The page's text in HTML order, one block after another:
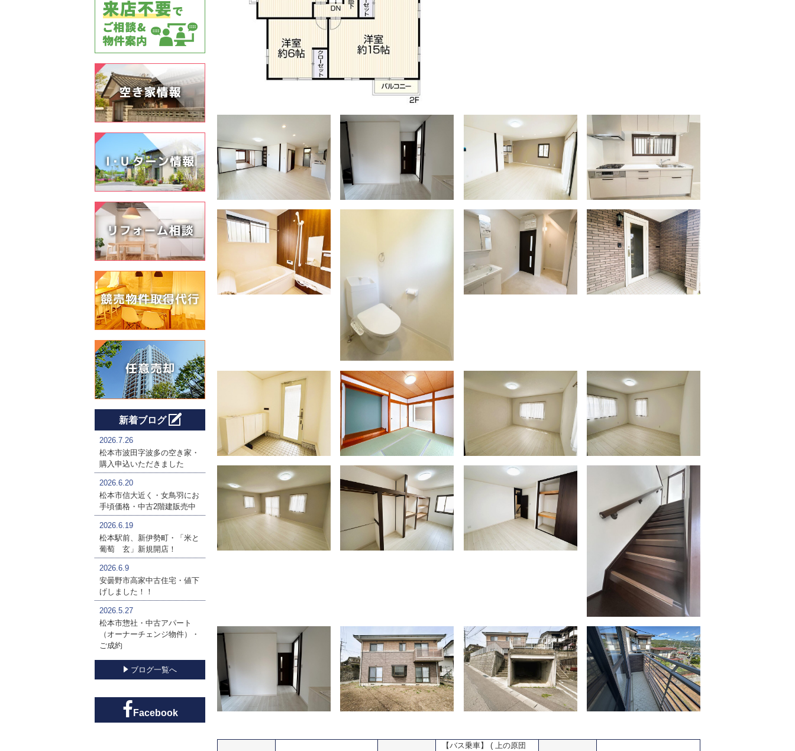
【バス乗車】 ( 上の原団
新着ブログ
2026.7.26
松本市波田字波多の空き家・
購入申込いただきました
2026.6.20
松本市信大近く・女鳥羽にお
手頃価格・中古2階建販売中
2026.6.19
松本駅前、新伊勢町・「米と
葡萄 玄」新規開店！
2026.6.9
安曇野市高家中古住宅・値下
げしました！！
2026.5.27
松本市惣社・中古アパート
（オーナーチェンジ物件）・
ご成約
ブログ一覧へ
Facebook